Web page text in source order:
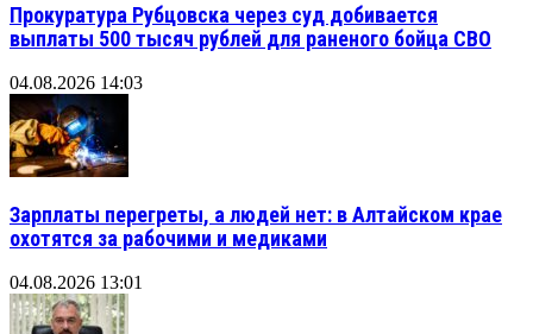
Прокуратура Рубцовска через суд добивается
выплаты 500 тысяч рублей для раненого бойца СВО
04.08.2026 14:03
Зарплаты перегреты, а людей нет: в Алтайском крае
охотятся за рабочими и медиками
04.08.2026 13:01